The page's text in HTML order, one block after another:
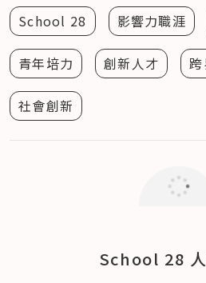
School 28 影響力職涯
青年培力 創新人才
社會創新
School 28